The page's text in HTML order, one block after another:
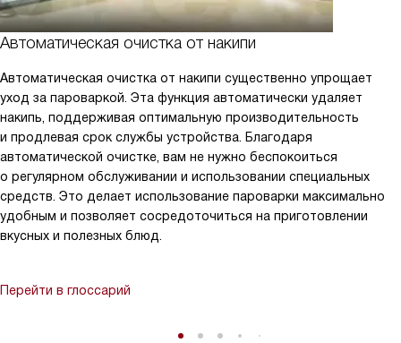
Автоматическая очистка от накипи
Автоматическая очистка от накипи существенно упрощает
уход за пароваркой. Эта функция автоматически удаляет
накипь, поддерживая оптимальную производительность
и продлевая срок службы устройства. Благодаря
автоматической очистке, вам не нужно беспокоиться
о регулярном обслуживании и использовании специальных
средств. Это делает использование пароварки максимально
удобным и позволяет сосредоточиться на приготовлении
вкусных и полезных блюд.
Перейти в глоссарий